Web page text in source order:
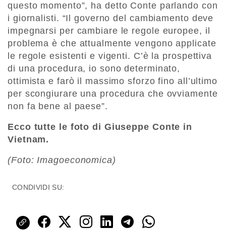
questo momento”, ha detto Conte parlando con
i giornalisti. “Il governo del cambiamento deve
impegnarsi per cambiare le regole europee, il
problema è che attualmente vengono applicate
le regole esistenti e vigenti. C’è la prospettiva
di una procedura, io sono determinato,
ottimista e farò il massimo sforzo fino all’ultimo
per scongiurare una procedura che ovviamente
non fa bene al paese”.
Ecco tutte le foto di Giuseppe Conte in
Vietnam.
(Foto: Imagoeconomica)
CONDIVIDI SU: